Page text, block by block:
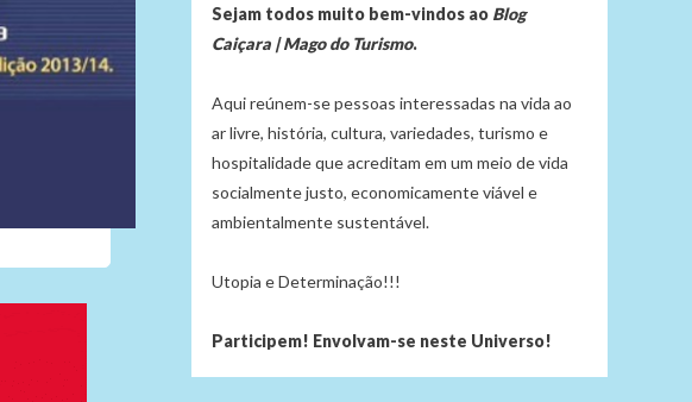
Sejam todos muito bem-vindos ao Blog
Caiçara | Mago do Turismo.
Aqui reúnem-se pessoas interessadas na vida ao
ar livre, história, cultura, variedades, turismo e
hospitalidade que acreditam em um meio de vida
socialmente justo, economicamente viável e
ambientalmente sustentável.
Utopia e Determinação!!!
Participem! Envolvam-se neste Universo!